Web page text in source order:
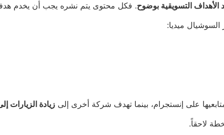
الأهداف التسويقية بوضوح. فكل محتوى يتم نشره يجب أن يخدم
ميديا:
على إنستجرام، بينما تهدف شركة أخرى إلى زيادة الزيارات
لاحقاً.